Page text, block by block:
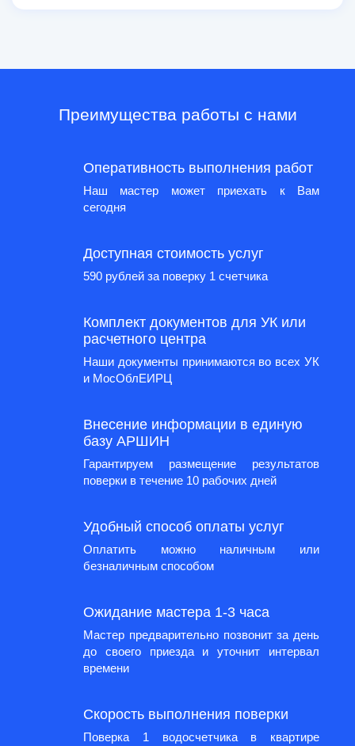
Преимущества работы с нами
Оперативность выполнения работ
Наш мастер может приехать к Вам
сегодня
Доступная стоимость услуг
590 рублей за поверку 1 счетчика
Комплект документов для УК или
расчетного центра
Наши документы принимаются во всех УК
и МосОблЕИРЦ
Внесение информации в единую
базу АРШИН
Гарантируем размещение результатов
поверки в течение 10 рабочих дней
Удобный способ оплаты услуг
Оплатить можно наличным или
безналичным способом
Ожидание мастера 1-3 часа
Мастер предварительно позвонит за день
до своего приезда и уточнит интервал
времени
Скорость выполнения поверки
Поверка 1 водосчетчика в квартире